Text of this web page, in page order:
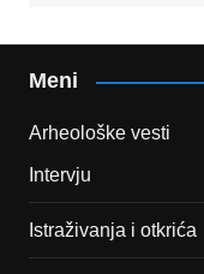
Meni
Arheološke vesti
Intervju
Istraživanja i otkrića